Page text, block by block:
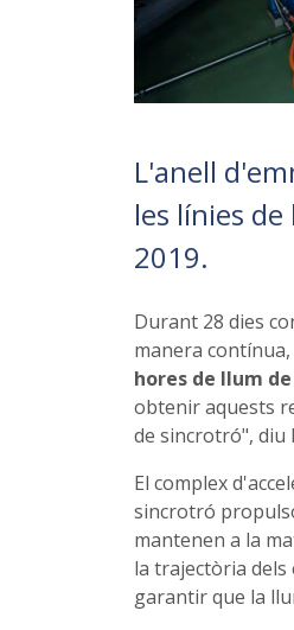
L'anell
les línies
2019.
Durant 28 dies
manera
hores de llum
obtenir aquests
de sincrotró", diu
El complex
sincrotró
mantenen a la
la trajectòria
garantir que la